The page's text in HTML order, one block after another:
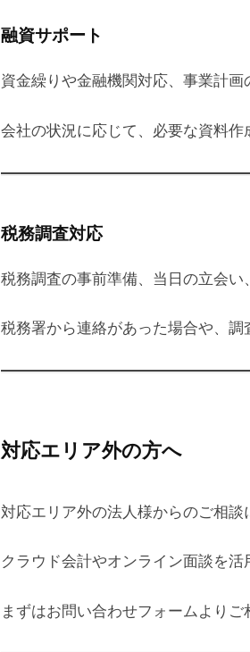
融資サポート
資金繰りや金融機関対応、事業計画
会社の状況に応じて、必要な資料作
税務調査対応
税務調査の事前準備、当日の立会い
税務署から連絡があった場合や、調
対応エリア外の方へ
対応エリア外の法人様からのご相談
クラウド会計やオンライン面談を
まずはお問い合わせフォームよりご